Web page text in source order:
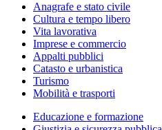
Anagrafe e stato civile
Cultura e tempo libero
Vita lavorativa
Imprese e commercio
Appalti pubblici
Catasto e urbanistica
Turismo
Mobilità e trasporti
Educazione e formazione